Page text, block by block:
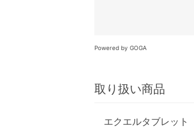
Powered by GOGA
取り扱い商品
エクエルタブレット